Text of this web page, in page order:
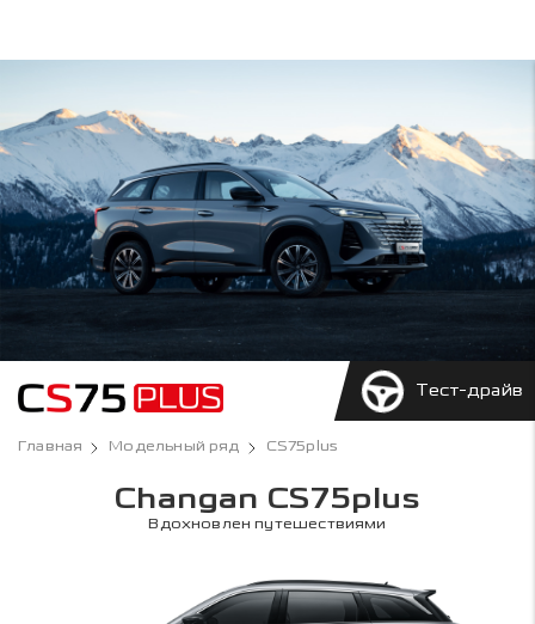
Тест-драйв
Главная Модельный ряд CS75plus
Changan CS75plus
Вдохновлен путешествиями